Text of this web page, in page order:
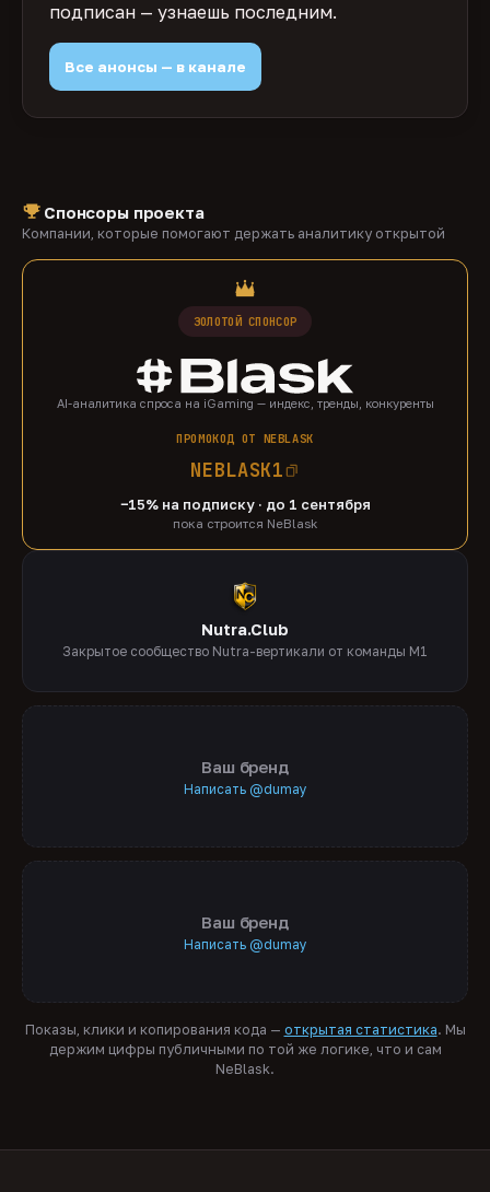
подписан — узнаешь последним.
Все анонсы — в канале
Спонсоры проекта
Компании, которые помогают держать аналитику открытой
ЗОЛОТОЙ СПОНСОР
AI-аналитика спроса на iGaming — индекс, тренды, конкуренты
ПРОМОКОД ОТ NEBLASK
NEBLASK1
−15% на подписку · до 1 сентября
пока строится NeBlask
Nutra.Club
Закрытое сообщество Nutra-вертикали от команды M1
Ваш бренд
Написать @dumay
Ваш бренд
Написать @dumay
Показы, клики и копирования кода — открытая статистика. Мы
держим цифры публичными по той же логике, что и сам
NeBlask.